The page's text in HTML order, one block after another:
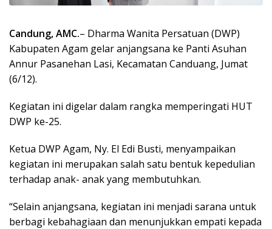
Candung, AMC.– Dharma Wanita Persatuan (DWP)
Kabupaten Agam gelar anjangsana ke Panti Asuhan
Annur Pasanehan Lasi, Kecamatan Canduang, Jumat
(6/12).
Kegiatan ini digelar dalam rangka memperingati HUT
DWP ke-25.
Ketua DWP Agam, Ny. El Edi Busti, menyampaikan
kegiatan ini merupakan salah satu bentuk kepedulian
terhadap anak- anak yang membutuhkan.
“Selain anjangsana, kegiatan ini menjadi sarana untuk
berbagi kebahagiaan dan menunjukkan empati kepada